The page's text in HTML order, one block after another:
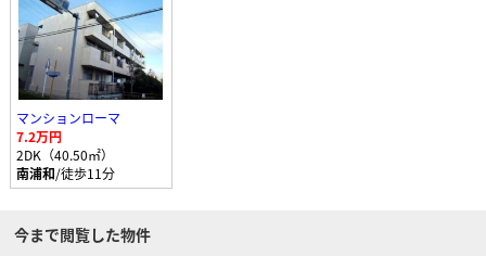
マンションローマ
7.2万円
2DK（40.50㎡）
南浦和/徒歩11分
今まで閲覧した物件